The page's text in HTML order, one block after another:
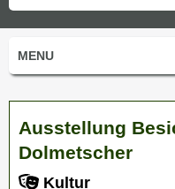
MENU
Ausstellung
Dolmetscher
Kultur